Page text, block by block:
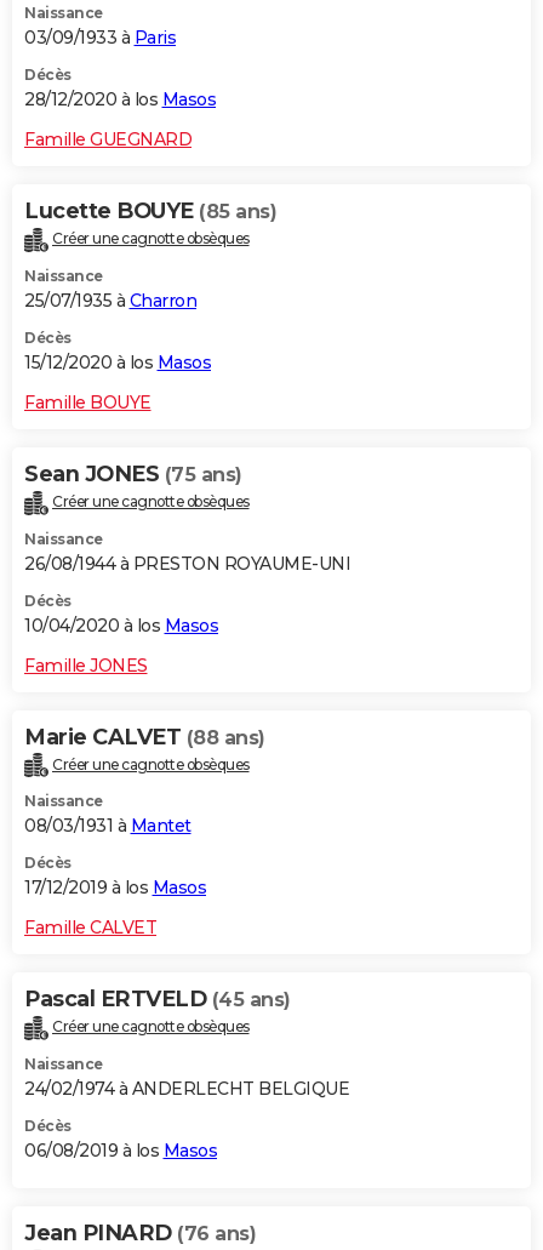
Naissance
03/09/1933 à Paris
Décès
28/12/2020 à los Masos
Famille GUEGNARD
Lucette BOUYE (85 ans)
Créer une cagnotte obsèques
Naissance
25/07/1935 à Charron
Décès
15/12/2020 à los Masos
Famille BOUYE
Sean JONES (75 ans)
Créer une cagnotte obsèques
Naissance
26/08/1944 à PRESTON ROYAUME-UNI
Décès
10/04/2020 à los Masos
Famille JONES
Marie CALVET (88 ans)
Créer une cagnotte obsèques
Naissance
08/03/1931 à Mantet
Décès
17/12/2019 à los Masos
Famille CALVET
Pascal ERTVELD (45 ans)
Créer une cagnotte obsèques
Naissance
24/02/1974 à ANDERLECHT BELGIQUE
Décès
06/08/2019 à los Masos
Jean PINARD (76 ans)